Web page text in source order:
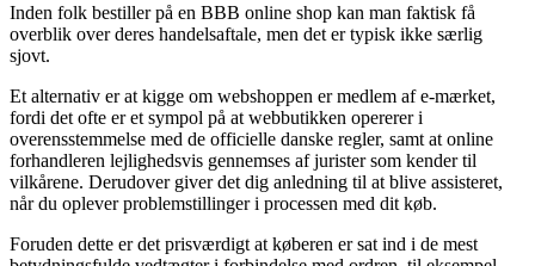
Inden folk bestiller på en BBB online shop kan man faktisk få
overblik over deres handelsaftale, men det er typisk ikke særlig
sjovt.
Et alternativ er at kigge om webshoppen er medlem af e-mærket,
fordi det ofte er et sympol på at webbutikken opererer i
overensstemmelse med de officielle danske regler, samt at online
forhandleren lejlighedsvis gennemses af jurister som kender til
vilkårene. Derudover giver det dig anledning til at blive assisteret,
når du oplever problemstillinger i processen med dit køb.
Foruden dette er det prisværdigt at køberen er sat ind i de mest